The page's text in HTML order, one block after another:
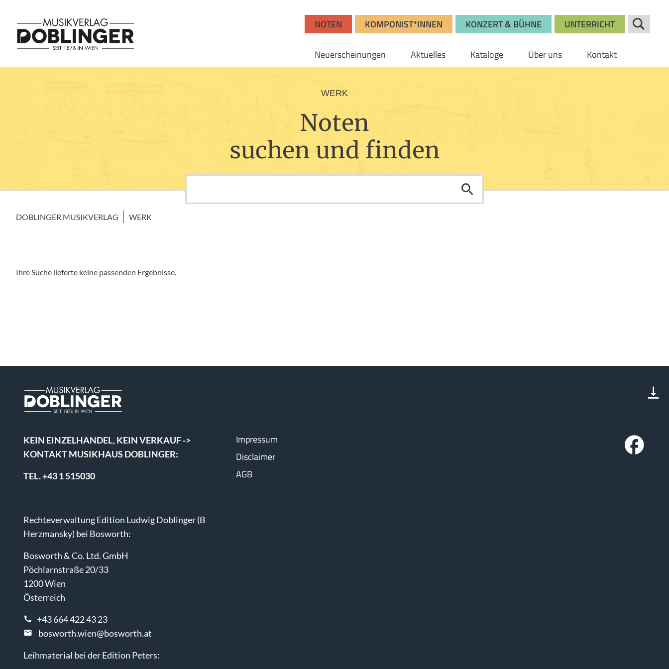
NOTEN KOMPONIST*INNEN KONZERT & BÜHNE UNTERRICHT
Neuerscheinungen Aktuelles Kataloge Über uns Kontakt
WERK
Noten
suchen und finden
DOBLINGER MUSIKVERLAG WERK
Ihre Suche lieferte keine passenden Ergebnisse.
KEIN EINZELHANDEL, KEIN VERKAUF ->
KONTAKT MUSIKHAUS DOBLINGER:
TEL. +43 1 515030
Rechteverwaltung Edition Ludwig Doblinger (B
Herzmansky) bei Bosworth:
Bosworth & Co. Ltd. GmbH
Pöchlarnstraße 20/33
1200 Wien
Österreich
+43 664 422 43 23
bosworth.wien@bosworth.at
Leihmaterial bei der Edition Peters:
Impressum
Disclaimer
AGB